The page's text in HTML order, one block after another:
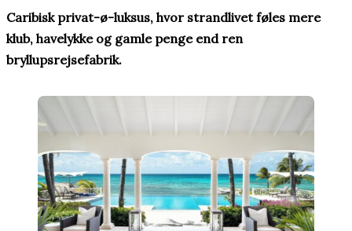
Caribisk privat-ø-luksus, hvor strandlivet føles mere
klub, havelykke og gamle penge end ren
bryllupsrejsefabrik.